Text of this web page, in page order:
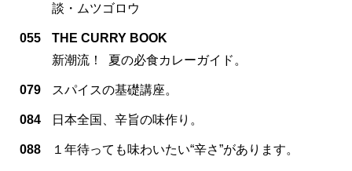
談・ムツゴロウ
055
THE CURRY BOOK
新潮流！ 夏の必食カレーガイド。
079 スパイスの基礎講座。
084 日本全国、辛旨の味作り。
088 １年待っても味わいたい“辛さ”があります。